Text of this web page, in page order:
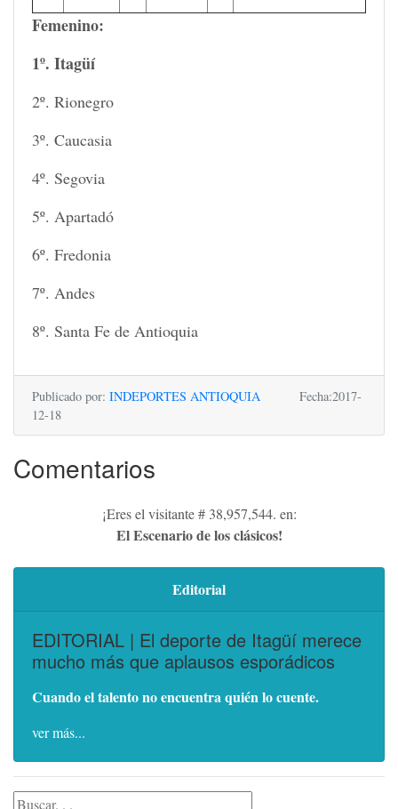
Femenino:
1º. Itagüí
2º. Rionegro
3º. Caucasia
4º. Segovia
5º. Apartadó
6º. Fredonia
7º. Andes
8º. Santa Fe de Antioquia
Publicado por: INDEPORTES ANTIOQUIA Fecha:2017-
12-18
Comentarios
¡Eres el visitante # 38,957,544. en:
El Escenario de los clásicos!
Editorial
EDITORIAL | El deporte de Itagüí merece
mucho más que aplausos esporádicos
Cuando el talento no encuentra quién lo cuente.
ver más...